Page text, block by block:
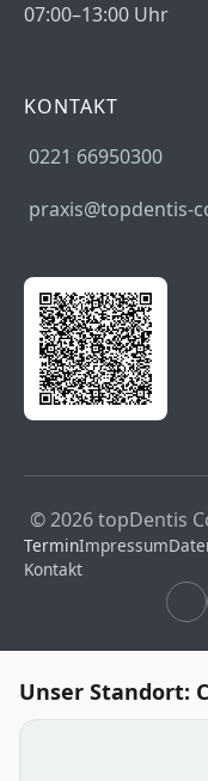
07:00–13:00 Uhr
KONTAKT
0221 66950300
praxis@topdentis-
© 2026 topDentis
TerminImpressum
Kontakt
Unser Standort: